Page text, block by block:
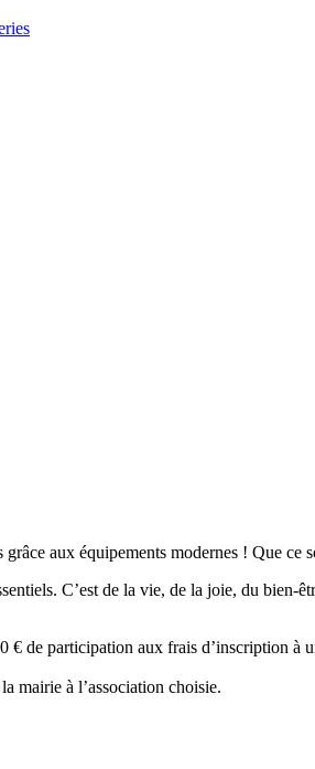
aux équipements modernes ! Que ce
C’est de la vie, de la joie, du bien-
de participation aux frais d’inscription à
mairie à l’association choisie.